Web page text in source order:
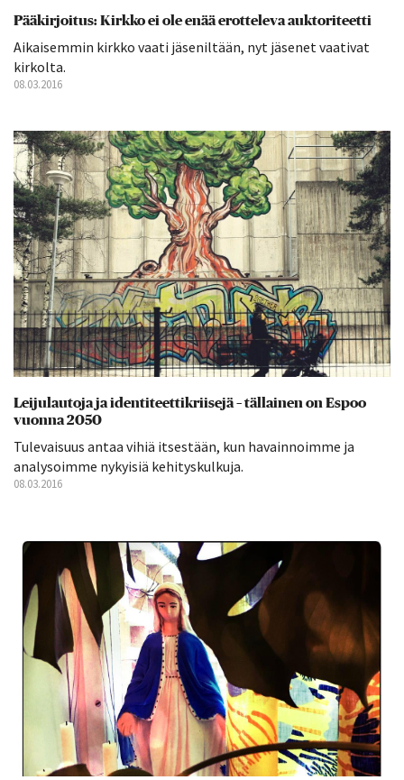
Pääkirjoitus: Kirkko ei ole enää erotteleva auktoriteetti
Aikaisemmin kirkko vaati jäseniltään, nyt jäsenet vaativat
kirkolta.
08.03.2016
Leijulautoja ja identiteettikriisejä – tällainen on Espoo
vuonna 2050
Tulevaisuus antaa vihiä itsestään, kun havainnoimme ja
analysoimme nykyisiä kehityskulkuja.
08.03.2016